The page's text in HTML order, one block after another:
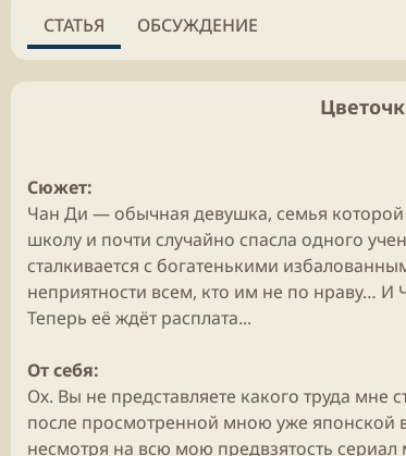
СТАТЬЯ ОБСУЖДЕНИЕ
Сюжет:
Чан Ди — обычная девушка, семья
школу и почти случайно спасла одного
сталкивается с богатенькими
неприятности всем, кто им не по нраву… И
Теперь её ждёт расплата...
От себя:
Ох. Вы не представляете какого труда мне
после просмотренной мною уже японской
несмотря на всю мою предвзятость